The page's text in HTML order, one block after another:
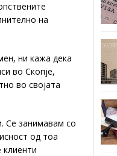
на
ни кажа дека
во Скопје,
во својата
Се занимавам со
од тоа